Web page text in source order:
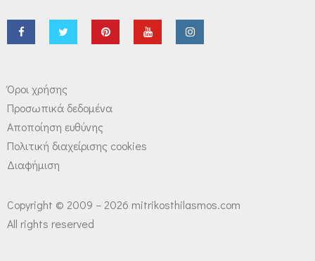
Όροι χρήσης
Προσωπικά δεδομένα
Αποποίηση ευθύνης
Πολιτική διαχείρισης cookies
Διαφήμιση
Copyright © 2009 – 2026 mitrikosthilasmos.com
All rights reserved